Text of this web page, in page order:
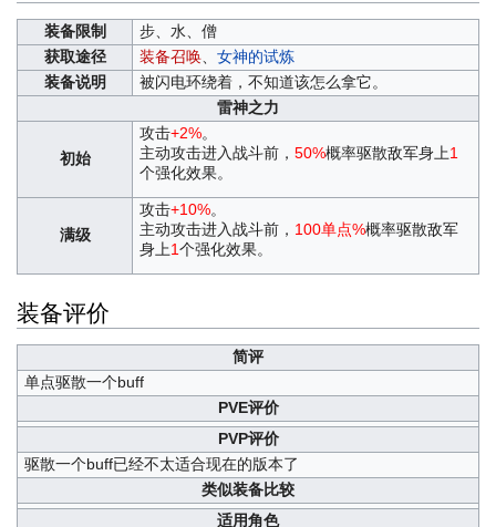
装备限制
步、水、僧
获取途径
装备召唤、 女神的试炼
装备说明
被闪电环绕着，不知道该怎么拿它。
雷神之力
初始
攻击+2%。
主动攻击进入战斗前， 50%概率驱散敌军身上1
个强化效果。
满级
攻击+10%。
主动攻击进入战斗前， 100单点%概率驱散敌军
身上1个强化效果。
装备评价
简评
单点驱散一个buff
PVE评价
PVP评价
驱散一个buff已经不太适合现在的版本了
类似装备比较
适用角色